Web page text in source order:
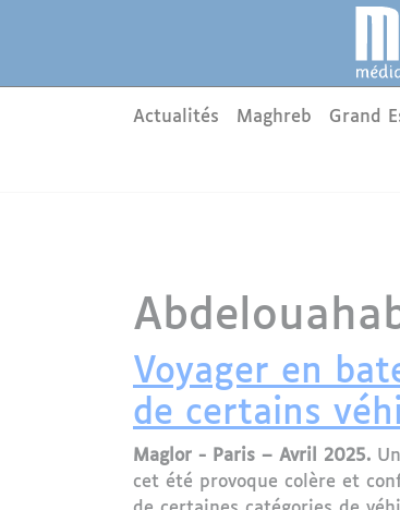
Main menu
Actualités Maghreb Grand
Voyager en
de certains
Maglor - Paris – Avril 2025.
cet été provoque colère et